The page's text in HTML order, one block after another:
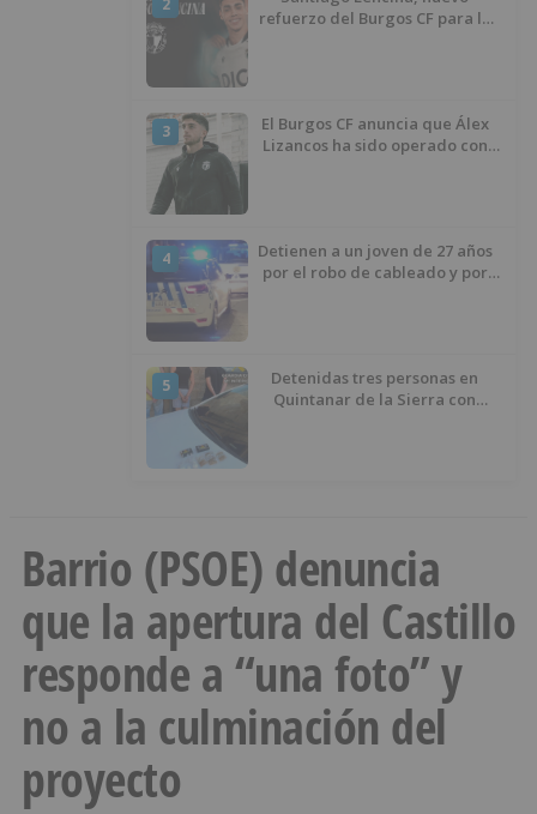
2
refuerzo del Burgos CF para la
3
El Burgos CF anuncia que Álex
Lizancos ha sido operado con
4
Detienen a un joven de 27 años
por el robo de cableado y por
5
Detenidas tres personas en
Quintanar de la Sierra con
Barrio (PSOE) denuncia
que la apertura del Castillo
responde a “una foto” y
no a la culminación del
proyecto